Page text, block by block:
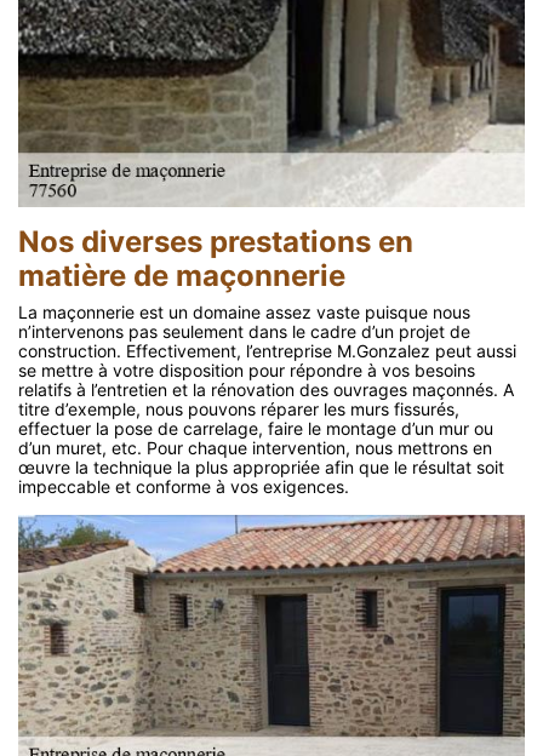
Nos diverses prestations en
matière de maçonnerie
La maçonnerie est un domaine assez vaste puisque nous
n’intervenons pas seulement dans le cadre d’un projet de
construction. Effectivement, l’entreprise M.Gonzalez peut aussi
se mettre à votre disposition pour répondre à vos besoins
relatifs à l’entretien et la rénovation des ouvrages maçonnés. A
titre d’exemple, nous pouvons réparer les murs fissurés,
effectuer la pose de carrelage, faire le montage d’un mur ou
d’un muret, etc. Pour chaque intervention, nous mettrons en
œuvre la technique la plus appropriée afin que le résultat soit
impeccable et conforme à vos exigences.